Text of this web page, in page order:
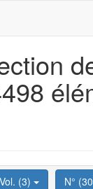
Vol. (3) N°